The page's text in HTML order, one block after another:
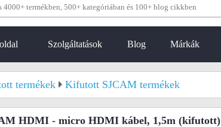
Szolgáltatások Blog Márkák
termékek Kifutott SJCAM termékek
HDMI - micro HDMI kábel, 1,5m (kifutott)